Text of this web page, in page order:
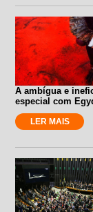
A ambígua e
especial com
LER MAIS